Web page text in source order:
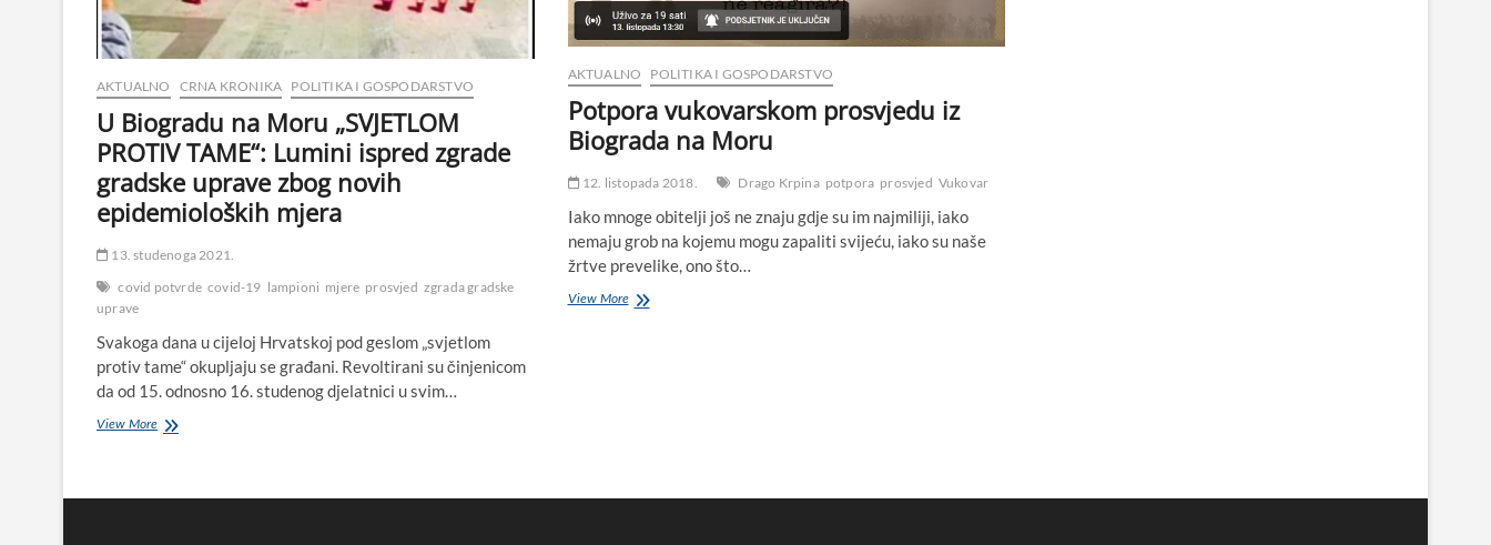
poznata
njegova
herojska
epizoda
iz
rata
sprovod,
na
javnim
zgradama
izvješene
crne
zastave
AKTUALNO CRNA KRONIKA POLITIKA I GOSPODARSTVO
U Biogradu na Moru „SVJETLOM
PROTIV TAME“: Lumini ispred zgrade
gradske uprave zbog novih
epidemioloških mjera
13. studenoga 2021.
covid potvrde covid-19 lampioni mjere prosvjed zgrada gradske
uprave
Svakoga dana u cijeloj Hrvatskoj pod geslom „svjetlom
protiv tame“ okupljaju se građani. Revoltirani su činjenicom
da od 15. odnosno 16. studenog djelatnici u svim…
View MoreU
„SVJETLOM
AKTUALNO POLITIKA I GOSPODARSTVO
Potpora vukovarskom prosvjedu iz
Biograda na Moru
12. listopada 2018. Drago Krpina potpora prosvjed Vukovar
Iako mnoge obitelji još ne znaju gdje su im najmiliji, iako
nemaju grob na kojemu mogu zapaliti svijeću, iako su naše
žrtve prevelike, ono što…
View MorePotpora